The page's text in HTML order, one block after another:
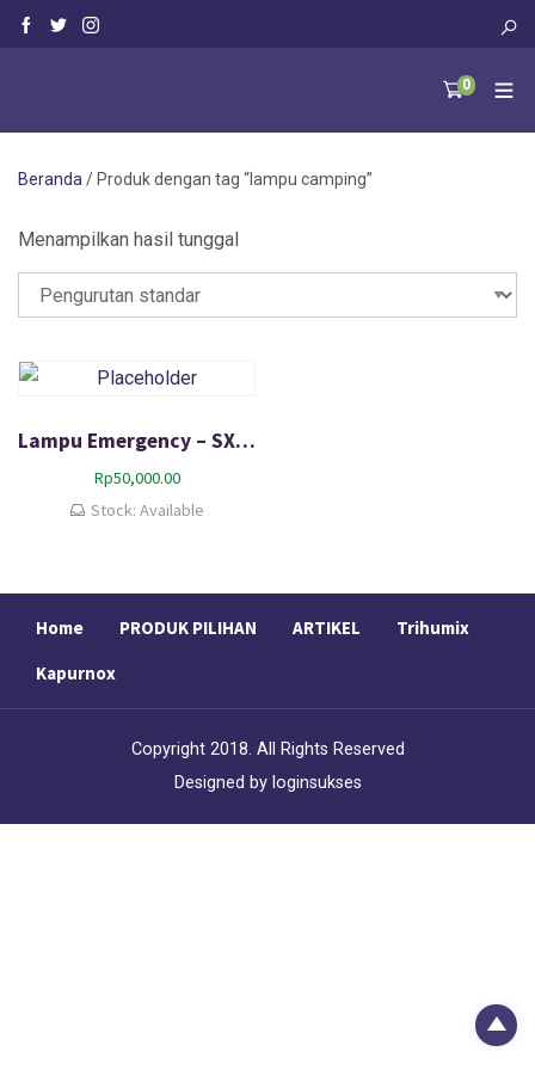
0
Beranda / Produk dengan tag “lampu camping”
Menampilkan hasil tunggal
Lampu Emergency – SX 833-Type Lentera – Senter-Solar Zoom Camping Lamp
Rp50,000.00
Stock: Available
Home PRODUK PILIHAN ARTIKEL
Trihumix
Kapurnox
Copyright 2018. All Rights Reserved
Designed by loginsukses